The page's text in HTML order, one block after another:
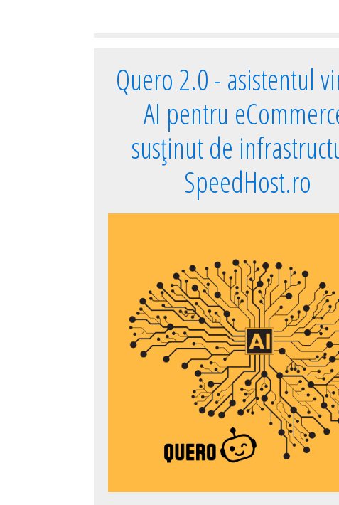
Quero 2.0 - asistentul
AI pentru
susținut de
SpeedHost.ro